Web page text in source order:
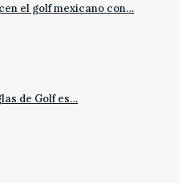
el golf mexicano con…
de Golf es…